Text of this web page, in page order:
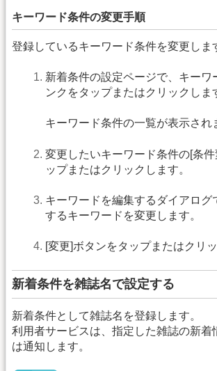
キーワード条件の変更手順
登録しているキーワード条件を変更しま
新着条件の設定ページで、キーワ
ンクをタップまたはクリックしま
キーワード条件の一覧が表示され
変更したいキーワード条件の[条
ップまたはクリックします。
キーワードを編集するダイアログ
するキーワードを変更します。
[変更]ボタンをタップまたはクリ
新着条件を雑誌名で設定する
新着条件として雑誌名を登録します。
利用者サービスは、指定した雑誌の新着
は通知します。